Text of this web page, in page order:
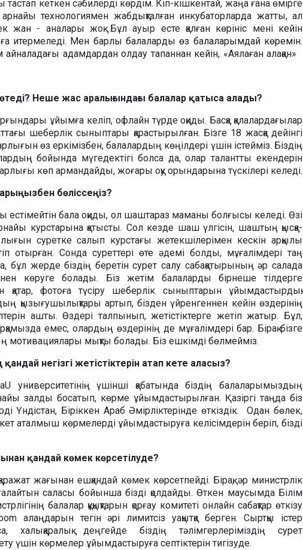
тастап кеткен сәбилерді көрдім. Кіп-кішкентай, жаңа ғана өмірге
технологиямен жабдықталған инкубаторларда жатты, ал
жан - аналары жоқ. Бұл ауыр есте қалған көрініс мені кейін
итермеледі. Мен барлық балаларды өз балаларымдай көремін.
адамдардан қолдау тапқаннан кейін, «Аялаған алақан»
Неше жас аралығындағы балалар қатыса алады?
ұйымға келіп, офлайн түрде оқиды. Басқа қалалардағылар
шеберлік сыныптары қарастырылған. Бізге 18 жасқа дейінгі
өз еркімізбен, балалардың көңілдері үшін істейміз. Біздің
бойында мүгедектігі болса да, олар талантты екендерін
көп армандайды, жоғары оқу орындарына түскілері келеді.
бөліссеңіз?
естімейтін бала оқиды, ол шаштараз маманы болғысы келеді. Өзі
курстарына қатысты. Сол кезде шаш үлгісін, шаштың қысқа-
суретке салып курстағы жетекшілерімен кескін арқылы
отырған. Сонда суреттері өте әдемі болды, мұғалімдері таң
бұл жерде біздің беретін сурет салу сабақатырының әр салада
көруге болады. Біз жетім балаларды бірнеше тілдерге
қатар, фотоға түсіру шеберлік сыныптарын ұйымдастырдық.
қызығушылықтары артып, бізден үйренгеннен кейін өздерінің
ашты. Өздері талпынып, жетістіктерге жетіп жатыр. Бұл,
емес, олардың өздерінің де мұғалімдері бар. Бірақ бізге
мотивациялары мықты болады. Біз ешкімді бөлмейміз.
негізгі жетістіктерін атап кете аласыз?
университетінің үшінші қабатында біздің балаларымыздың
залды босатып, көрме ұйымдастырылған. Қазіргі таңда біз
Үндістан, Біріккен Араб Әмірліктерінде өткіздік. Одан бөлек,
аталмыш көрмелерді ұйымдастыруға келісімдерін беріп, бізді
қандай көмек көрсетілуде?
жағынан ешқандай көмек көрсетпейді. Бірақ, әр министрлік
саласы бойынша бізді қолдайды. Өткен маусымда Білім
балалар құқықтарын қорғау комитеті онлайн сабақтар өткізу
алаңдарын тегін әрі лимитсіз уақытқа берген. Сыртқы істер
халықаралық деңгейде біздің тәлімгерлеріміздің сурет
үшін көрмелер ұйымдастыруға септіктерін тигізуде.